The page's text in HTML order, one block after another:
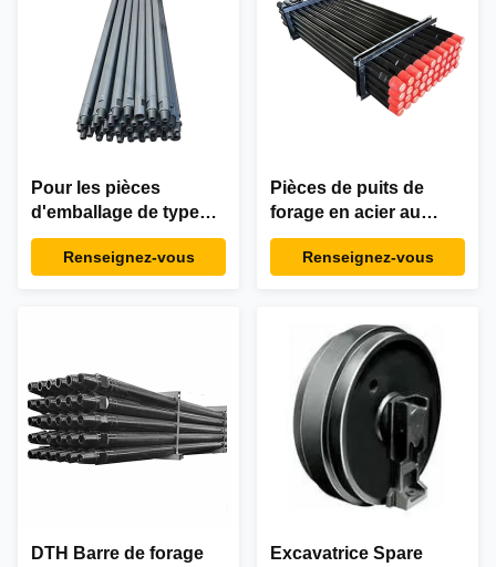
Pour les pièces
d'emballage de type
DTH, la barre de forage
de puits d'eau est de 2
Renseignez-vous
Pièces de puits de
forage en acier au
carbone 60 mm DTH
pour le forage de
Renseignez-vous
DTH Barre de forage
Excavatrice Spare